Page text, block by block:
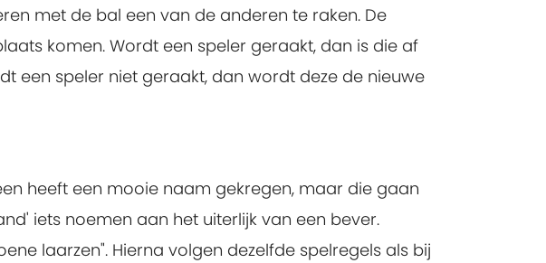
met de bal een van de anderen te raken. De
komen. Wordt een speler geraakt, dan is die af
een speler niet geraakt, dan wordt deze de nieuwe
heeft een mooie naam gekregen, maar die gaan
iets noemen aan het uiterlijk van een bever.
laarzen". Hierna volgen dezelfde spelregels als bij